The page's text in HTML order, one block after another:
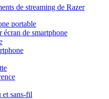
de streaming de Razer
portable
écran de smartphone
et sans-fil